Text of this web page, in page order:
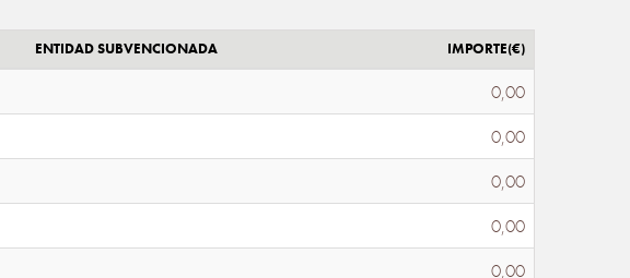
ENTIDAD SUBVENCIONADA IMPORTE(€)
0,00
0,00
0,00
0,00
0,00